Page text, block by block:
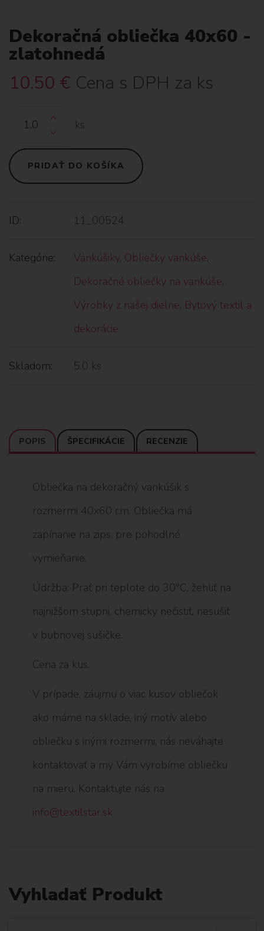
Dekoračná obliečka 40x60 -
zlatohnedá
10.50 € Cena s DPH za ks
ks
PRIDAŤ DO KOŠÍKA
ID: 11_00524
Kategórie: Vankúšiky, Obliečky vankúše,
Dekoračné obliečky na vankúše,
Výrobky z našej dielne, Bytový textil a
dekorácie
Skladom: 5.0 ks
POPIS ŠPECIFIKÁCIE RECENZIE
Obliečka na dekoračný vankúšik s
rozmermi 40x60 cm. Obliečka má
zapínanie na zips, pre pohodlné
vymieňanie.
Údržba: Prať pri teplote do 30°C, žehliť na
najnižšom stupni, chemicky nečistiť, nesušiť
v bubnovej sušičke.
Cena za kus.
V prípade, záujmu o viac kusov obliečok
ako máme na sklade, iný motív alebo
obliečku s inými rozmermi, nás neváhajte
kontaktovať a my Vám vyrobíme obliečku
na mieru. Kontaktujte nás na
info@textilstar.sk
Vyhladať Produkt